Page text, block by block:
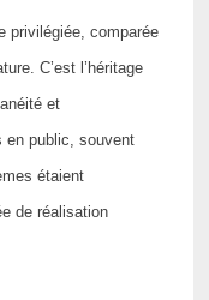
privilégiée, comparée
C’est l’héritage
et
en public, souvent
étaient
de réalisation